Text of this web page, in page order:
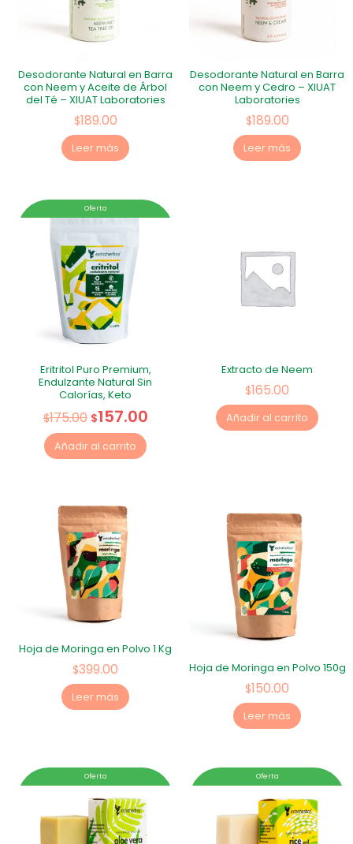
Desodorante Natural en Barra
con Neem y Aceite de Árbol
del Té – XIUAT Laboratories
$189.00
Leer más
Desodorante Natural en Barra
con Neem y Cedro – XIUAT
Laboratories
$189.00
Leer más
Oferta
Eritritol Puro Premium,
Endulzante Natural Sin
Calorías, Keto
$175.00 $157.00
Añadir al carrito
Extracto de Neem
$165.00
Añadir al carrito
Hoja de Moringa en Polvo 1 Kg
$399.00
Leer más
Hoja de Moringa en Polvo 150g
$150.00
Leer más
Oferta Oferta